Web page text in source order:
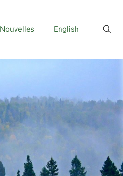
Nouvelles English